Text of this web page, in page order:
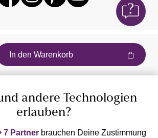
In den Warenkorb
andere Technologien
erlauben?
7 Partner brauchen Deine Zustimmung